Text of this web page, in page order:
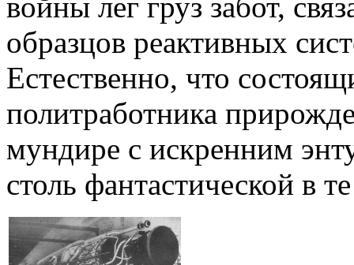
образцов реактивных
Естественно, что
политработника
мундире с искренним
столь фантастической в